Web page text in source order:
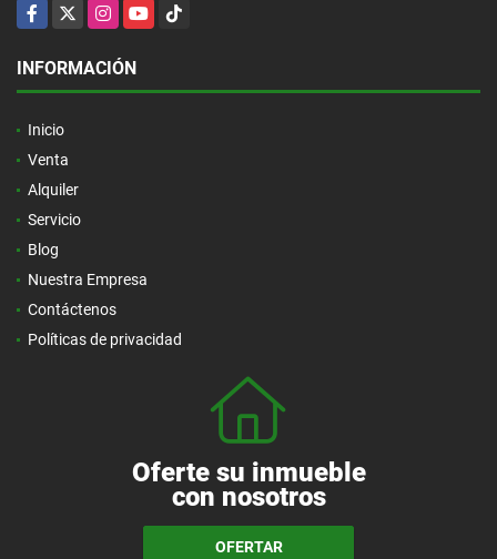
Facebook
X InstagramYouTubeTikTok
INFORMACIÓN
Inicio
Venta
Alquiler
Servicio
Blog
Nuestra Empresa
Contáctenos
Políticas de privacidad
Oferte su inmueble
con nosotros
OFERTAR